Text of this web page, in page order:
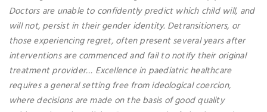
Doctors are unable to confidently predict which child will, and
will not, persist in their gender identity. Detransitioners, or
those experiencing regret, often present several years after
interventions are commenced and fail to notify their original
treatment provider… Excellence in paediatric healthcare
requires a general setting free from ideological coercion,
where decisions are made on the basis of good quality